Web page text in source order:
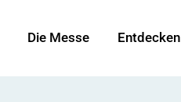
Die Messe Entdecken